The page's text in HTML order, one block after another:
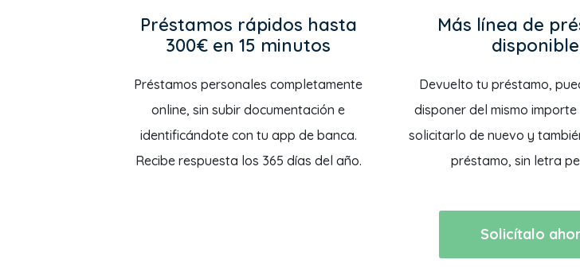
Préstamos rápidos hasta
300€ en 15 minutos
Préstamos personales completamente
online, sin subir documentación e
identificándote con tu app de banca.
Recibe respuesta los 365 días del año.
Más línea de
disponible
Devuelto tu préstamo,
disponer del mismo
solicitarlo de nuevo y
préstamo, sin letra
Solicítalo